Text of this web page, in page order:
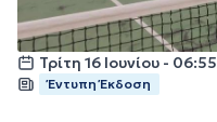
Τρίτη 16 Ιουνίου - 06:55
Έντυπη Έκδοση